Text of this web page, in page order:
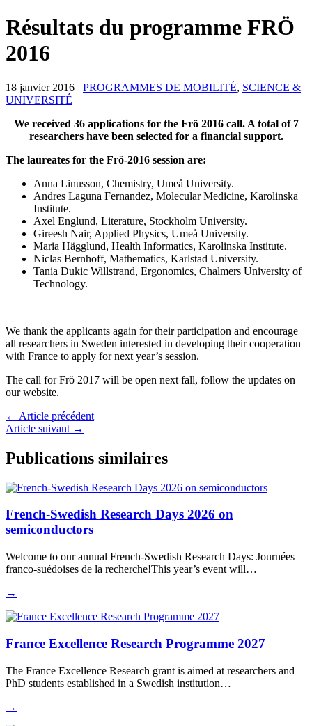
Résultats du programme FRÖ
2016
18 janvier 2016 PROGRAMMES DE MOBILITÉ, SCIENCE &
UNIVERSITÉ
We received 36 applications for the Frö 2016 call. A total of 7
researchers have been selected for a financial support.
The laureates for the Frö-2016 session are:
Anna Linusson, Chemistry, Umeå University.
Andres Laguna Fernandez, Molecular Medicine, Karolinska
Institute.
Axel Englund, Literature, Stockholm University.
Gireesh Nair, Applied Physics, Umeå University.
Maria Hägglund, Health Informatics, Karolinska Institute.
Niclas Bernhoff, Mathematics, Karlstad University.
Tania Dukic Willstrand, Ergonomics, Chalmers University of
Technology.
We thank the applicants again for their participation and encourage
all researchers in Sweden interested in developing their cooperation
with France to apply for next year’s session.
The call for Frö 2017 will be open next fall, follow the updates on
our website.
← Article précédent
Article suivant →
Publications similaires
French-Swedish Research Days 2026 on
semiconductors
Welcome to our annual French-Swedish Research Days: Journées
franco-suédoises de la recherche!This year’s event will…
→
France Excellence Research Programme 2027
The France Excellence Research grant is aimed at researchers and
PhD students established in a Swedish institution…
→